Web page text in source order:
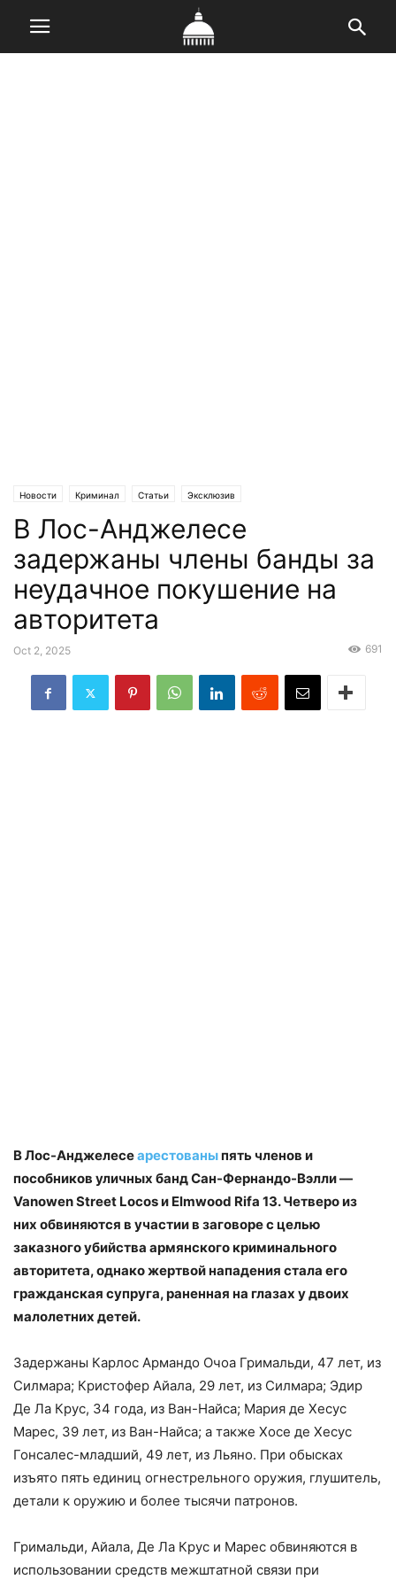
Новости Криминал Статьи Эксклюзив
В Лос-Анджелесе
задержаны члены банды за
неудачное покушение на
авторитета
Oct 2, 2025 691
В Лос-Анджелесеарестованыпять членов и
пособников уличных банд Сан-Фернандо-Вэлли —
Vanowen Street Locos и Elmwood Rifa 13. Четверо из
них обвиняются в участии в заговоре с целью
заказного убийства армянского криминального
авторитета, однако жертвой нападения стала его
гражданская супруга, раненная на глазах у двоих
малолетних детей.
Задержаны Карлос Армандо Очоа Гримальди, 47 лет, из
Силмара; Кристофер Айала, 29 лет, из Силмара; Эдир
Де Ла Крус, 34 года, из Ван-Найса; Мария де Хесус
Марес, 39 лет, из Ван-Найса; а также Хосе де Хесус
Гонсалес-младший, 49 лет, из Льяно. При обысках
изъято пять единиц огнестрельного оружия, глушитель,
детали к оружию и более тысячи патронов.
Гримальди, Айала, Де Ла Крус и Марес обвиняются в
использовании средств межштатной связи при